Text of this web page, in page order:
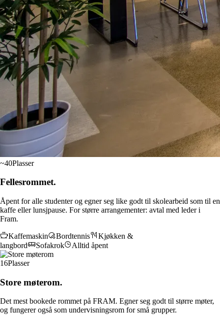
~40Plasser
Felles­rommet.
Åpent for alle studenter og egner seg like godt til skolearbeid som til en
kaffe eller lunsjpause. For større arrangementer: avtal med leder i
Fram.
Kaffemaskin Bordtennis
Kjøkken &
langbord
Sofakrok Alltid åpent
16Plasser
Store møterom.
Det mest bookede rommet på FRAM. Egner seg godt til større møter,
og fungerer også som undervisningsrom for små grupper.